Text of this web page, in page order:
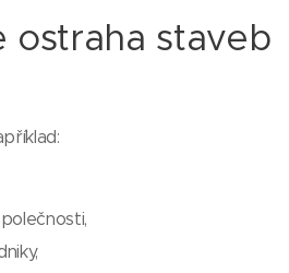
ostraha staveb